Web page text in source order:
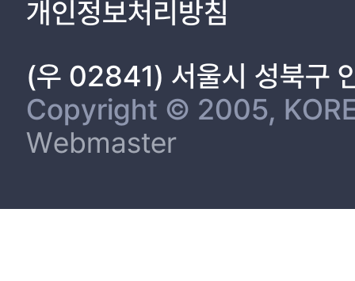
개인정보처리방침
(우 02841) 서울시 성북구
Copyright © 2005,
Webmaster